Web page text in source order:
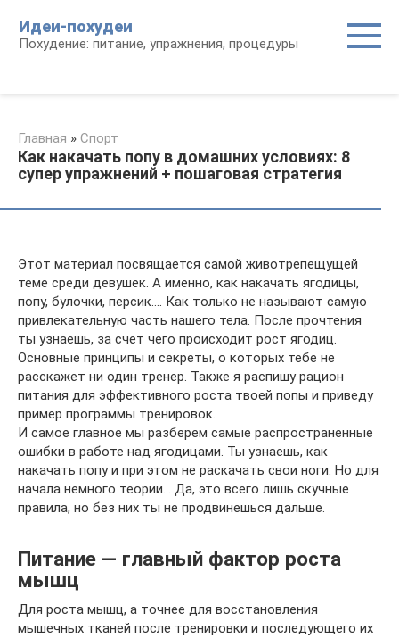
контенту
Идеи-похудеи
Похудение: питание, упражнения, процедуры
Главная » Спорт
Как накачать попу в домашних условиях: 8
супер упражнений + пошаговая стратегия
Этот материал посвящается самой животрепещущей
теме среди девушек. А именно, как накачать ягодицы,
попу, булочки, персик…. Как только не называют самую
привлекательную часть нашего тела. После прочтения
ты узнаешь, за счет чего происходит рост ягодиц.
Основные принципы и секреты, о которых тебе не
расскажет ни один тренер. Также я распишу рацион
питания для эффективного роста твоей попы и приведу
пример программы тренировок.
И самое главное мы разберем самые распространенные
ошибки в работе над ягодицами. Ты узнаешь, как
накачать попу и при этом не раскачать свои ноги. Но для
начала немного теории… Да, это всего лишь скучные
правила, но без них ты не продвинешься дальше.
Питание — главный фактор роста
мышц
Для роста мышц, а точнее для восстановления
мышечных тканей после тренировки и последующего их